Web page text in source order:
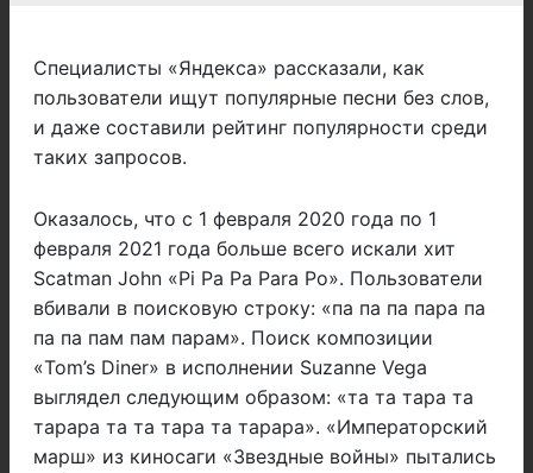
Специалисты «Яндекса» рассказали, как
пользователи ищут популярные песни без слов,
и даже составили рейтинг популярности среди
таких запросов.
Оказалось, что с 1 февраля 2020 года по 1
февраля 2021 года больше всего искали хит
Scatman John «Pi Pa Pa Para Po». Пользователи
вбивали в поисковую строку: «па па па пара па
па па пам пам парам». Поиск композиции
«Tom’s Diner» в исполнении Suzanne Vega
выглядел следующим образом: «та та тара та
тарара та та тара та тарара». «Императорский
марш» из киносаги «Звездные войны» пытались